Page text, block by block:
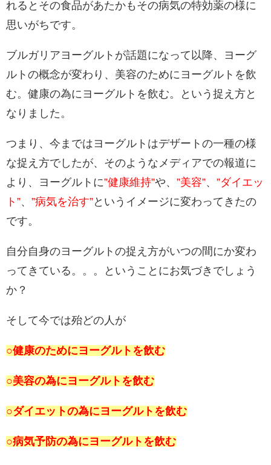
れるとその食品があたかもその病気の特効薬の様に
思いがちです。
ブルガリアヨーグルトが話題になって以降、ヨーグ
ルトの概念が変わり、美容のためにヨーグルトを飲
む。健康の為にヨーグルトを飲む。という捉え方と
なりました。
つまり、今まではヨーグルトはデザートの一種の様
な捉え方でしたが、そのようなメディアでの報道に
より、ヨーグルトに”健康維持”や、 ”美容”、 ”ダイエッ
ト”、 ”病気を治す”というイメージに変わってきたの
です。
自分自身のヨーグルトの捉え方がいつの間にか変わ
ってきている。。。ということにお気づきでしょう
か？
そして今では殆どの人が
○健康のためにヨーグルトを飲む
○美容の為にヨーグルトを飲む
○ダイエットの為にヨーグルトを飲む
○病気予防の為にヨーグルトを飲む